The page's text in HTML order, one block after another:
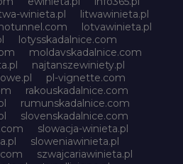
winieta.pl
litwawinieta.pl
lotvawinieta.pl
lotysskadalnice.com
moldavskadalnice.com
najtanszewiniety.pl
pl-vignette.com
rakouskadalnice.com
rumunskadalnice.com
slovenskadalnice.com
slowacja-winieta.pl
sloweniawinieta.pl
szwajcariawinieta.pl